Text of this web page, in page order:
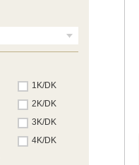
1K/DK
2K/DK
3K/DK
4K/DK